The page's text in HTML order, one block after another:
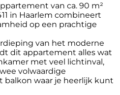
van ca. 90 m²
in Haarlem combineert
op een prachtige
van het moderne
dit appartement alles wat
met veel lichtinval,
volwaardige
balkon waar je heerlijk kunt